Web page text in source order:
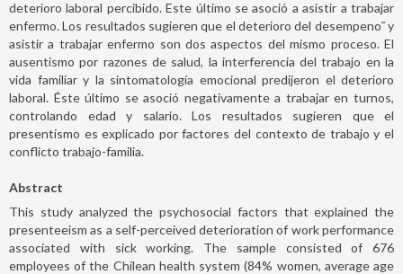
deterioro laboral percibido. Este último se asoció a asistir a trabajar
enfermo. Los resultados sugieren que el deterioro del desempeno˜ y
asistir a trabajar enfermo son dos aspectos del mismo proceso. El
ausentismo por razones de salud, la interferencia del trabajo en la
vida familiar y la sintomatología emocional predijeron el deterioro
laboral. Éste último se asoció negativamente a trabajar en turnos,
controlando edad y salario. Los resultados sugieren que el
presentismo es explicado por factores del contexto de trabajo y el
conflicto trabajo-familia.
Abstract
This study analyzed the psychosocial factors that explained the
presenteeism as a self-perceived deterioration of work performance
associated with sick working. The sample consisted of 676
employees of the Chilean health system (84% women, average age